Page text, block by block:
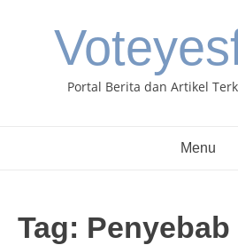
Portal Berita dan Artikel
Menu
Tag: Penyebab